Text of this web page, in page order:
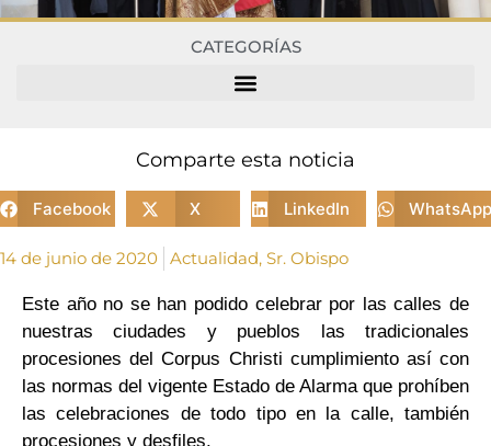
CATEGORÍAS
Comparte esta noticia
Facebook X LinkedIn WhatsApp
14 de junio de 2020 Actualidad, Sr. Obispo
Este año no se han podido celebrar por las calles de
nuestras ciudades y pueblos las tradicionales
procesiones del Corpus Christi cumplimiento así con
las normas del vigente Estado de Alarma que prohíben
las celebraciones de todo tipo en la calle, también
procesiones y desfiles.